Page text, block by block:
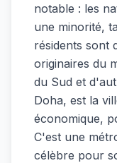
notable : les
une minorité,
résidents sont
originaires du
du Sud et
Doha, est la
économique,
C'est une
célèbre pour